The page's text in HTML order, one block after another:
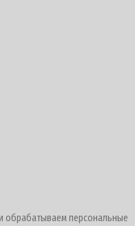
обрабатываем персональные